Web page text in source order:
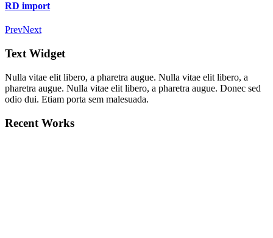
RD import
PrevNext
Text Widget
Nulla vitae elit libero, a pharetra augue. Nulla vitae elit libero, a
pharetra augue. Nulla vitae elit libero, a pharetra augue. Donec sed
odio dui. Etiam porta sem malesuada.
Recent Works